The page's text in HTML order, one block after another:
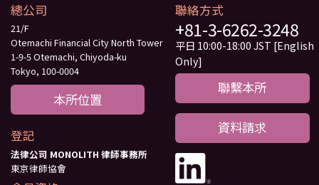
總公司
21/F
Otemachi Financial City North Tower
1-9-5 Otemachi, Chiyoda-ku
Tokyo, 100-0004
本所位置
登記
法律公司 MONOLITH 律師事務所
東京律師協會
聯絡方式
+81-3-6262-3248
平日 10:00-18:00 JST [English
Only]
聯繫本所
資料請求